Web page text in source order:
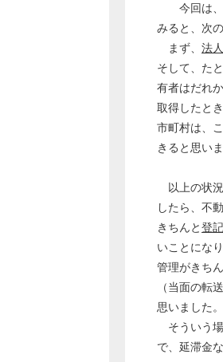
今回は、
みると、次
まず、 法人
そして、た
有者はだれ
取得したとき
市町村は、
きると思いま
以上の状況
したら、不
きちんと登記
いことにな
管理がきち
（当面の転
思いました。
そういう
で、延滞金